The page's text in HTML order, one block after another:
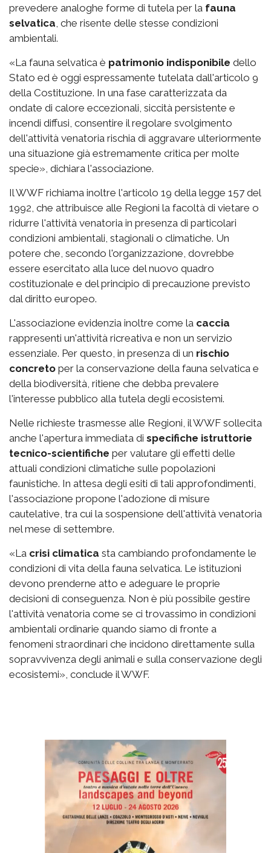
prevedere analoghe forme di tutela per la fauna
selvatica, che risente delle stesse condizioni
ambientali.
«La fauna selvatica è patrimonio indisponibile dello
Stato ed è oggi espressamente tutelata dall'articolo 9
della Costituzione. In una fase caratterizzata da
ondate di calore eccezionali, siccità persistente e
incendi diffusi, consentire il regolare svolgimento
dell'attività venatoria rischia di aggravare ulteriormente
una situazione già estremamente critica per molte
specie», dichiara l'associazione.
Il WWF richiama inoltre l'articolo 19 della legge 157 del
1992, che attribuisce alle Regioni la facoltà di vietare o
ridurre l'attività venatoria in presenza di particolari
condizioni ambientali, stagionali o climatiche. Un
potere che, secondo l'organizzazione, dovrebbe
essere esercitato alla luce del nuovo quadro
costituzionale e del principio di precauzione previsto
dal diritto europeo.
L'associazione evidenzia inoltre come la caccia
rappresenti un'attività ricreativa e non un servizio
essenziale. Per questo, in presenza di un rischio
concreto per la conservazione della fauna selvatica e
della biodiversità, ritiene che debba prevalere
l'interesse pubblico alla tutela degli ecosistemi.
Nelle richieste trasmesse alle Regioni, il WWF sollecita
anche l'apertura immediata di specifiche istruttorie
tecnico-scientifiche per valutare gli effetti delle
attuali condizioni climatiche sulle popolazioni
faunistiche. In attesa degli esiti di tali approfondimenti,
l'associazione propone l'adozione di misure
cautelative, tra cui la sospensione dell'attività venatoria
nel mese di settembre.
«La crisi climatica sta cambiando profondamente le
condizioni di vita della fauna selvatica. Le istituzioni
devono prenderne atto e adeguare le proprie
decisioni di conseguenza. Non è più possibile gestire
l'attività venatoria come se ci trovassimo in condizioni
ambientali ordinarie quando siamo di fronte a
fenomeni straordinari che incidono direttamente sulla
sopravvivenza degli animali e sulla conservazione degli
ecosistemi», conclude il WWF.